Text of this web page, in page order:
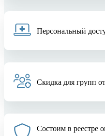
Персональный
Скидка для групп
Состоим в реестре